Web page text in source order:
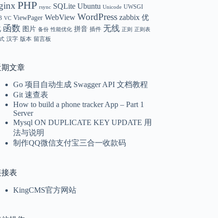
PHP rsync SQLite Ubuntu Unicode UWSGI
VC ViewPager WebView WordPress zabbix 优
函数 图片 备份 性能优化 拼音 插件 无线 正则
正则表
汉字 版本 留言板
期文章
Go 项目自动生成 Swagger API 文档教程
Git 速查表
How to build a phone tracker App – Part 1
Server
Mysql ON DUPLICATE KEY UPDATE 用
法与说明
制作QQ微信支付宝三合一收款码
表
KingCMS官方网站